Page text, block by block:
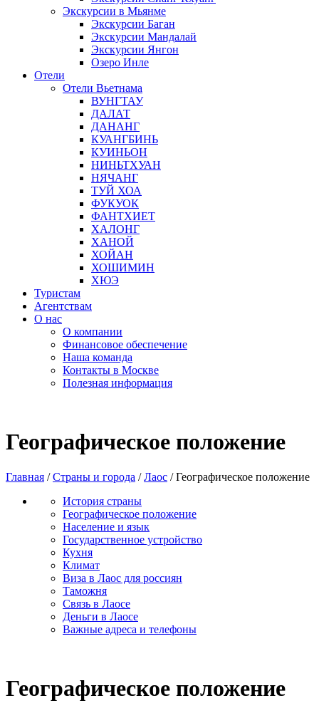
Экскурсии в Мьянме
Экскурсии Баган
Экскурсии Мандалай
Экскурсии Янгон
Озеро Инле
Отели
Отели Вьетнама
ВУНГТАУ
ДАЛАТ
ДАНАНГ
КУАНГБИНЬ
КУИНЬОН
НИНЬТХУАН
НЯЧАНГ
ТУЙ ХОА
ФУКУОК
ФАНТХИЕТ
ХАЛОНГ
ХАНОЙ
ХОЙАН
ХОШИМИН
ХЮЭ
Туристам
Агентствам
О нас
О компании
Финансовое обеспечение
Наша команда
Контакты в Москве
Полезная информация
Географическое положение
Главная /Страны и города /Лаос /Географическое положение
История страны
Географическое положение
Население и язык
Государственное устройство
Кухня
Климат
Виза в Лаос для россиян
Таможня
Связь в Лаосе
Деньги в Лаосе
Важные адреса и телефоны
Географическое положение